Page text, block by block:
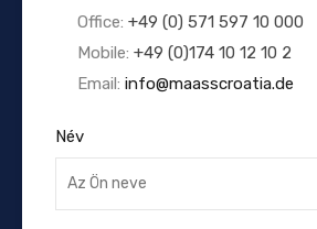
Office: +49 (0) 571 597 10 000
Mobile: +49 (0)174 10 12 10 2
Email: info@maasscroatia.de
Név